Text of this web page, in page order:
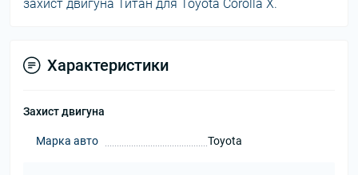
захист двигуна Титан для Toyota Corolla X.
Характеристики
Захист двигуна
Марка авто Toyota